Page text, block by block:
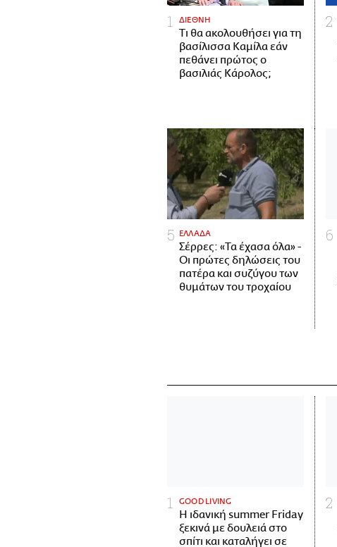
ΔΙΕΘΝΗ
Τι θα ακολουθήσει για τη
βασίλισσα Καμίλα εάν
πεθάνει πρώτος ο
βασιλιάς Κάρολος;
ΕΛΛΑΔΑ
Σέρρες: «Τα έχασα όλα» -
Οι πρώτες δηλώσεις του
πατέρα και συζύγου των
θυμάτων του τροχαίου
GOOD LIVING
Η ιδανική summer Friday
ξεκινά με δουλειά στο
σπίτι και καταλήγει σε